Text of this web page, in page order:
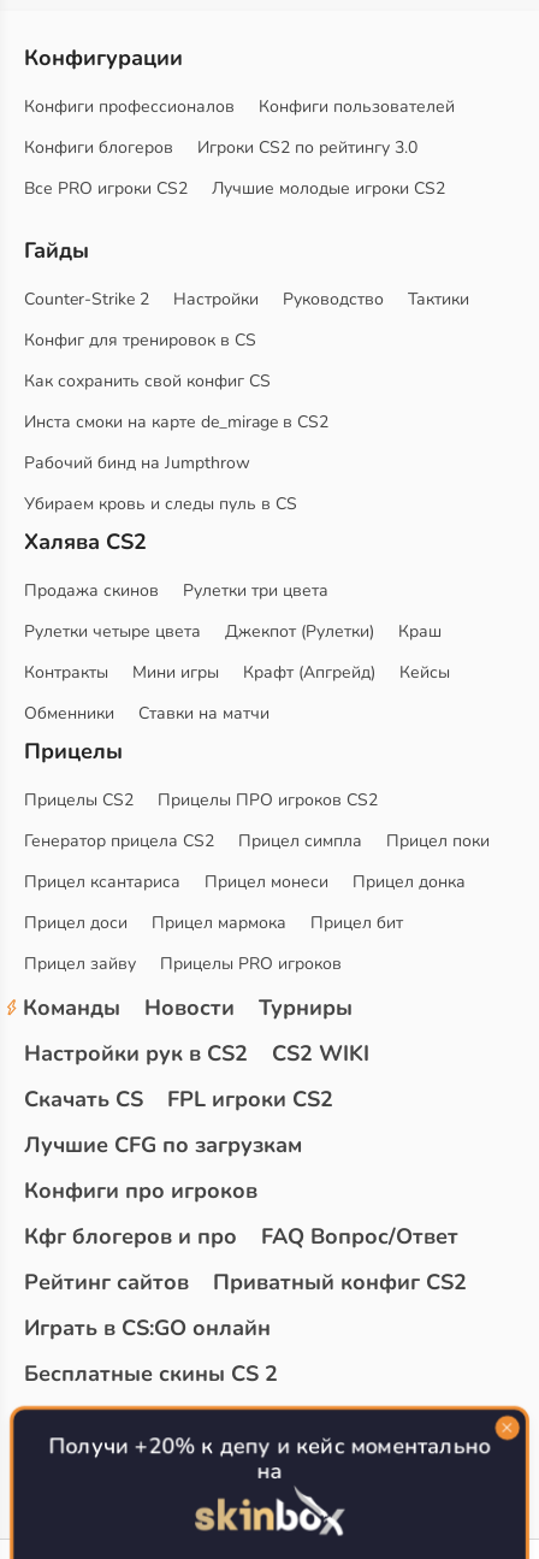
Конфигурации
Конфиги профессионалов
Конфиги пользователей
Конфиги блогеров
Игроки CS2 по рейтингу 3.0
Все PRO игроки CS2
Лучшие молодые игроки CS2
Гайды
Counter-Strike 2 Настройки Руководство
Тактики
Конфиг для тренировок в CS
Как сохранить свой конфиг CS
Инста смоки на карте de_mirage в CS2
Рабочий бинд на Jumpthrow
Убираем кровь и следы пуль в CS
Халява CS2
Продажа скинов
Рулетки три цвета
Рулетки четыре цвета
Джекпот (Рулетки)
Краш
Контракты
Мини игры Крафт (Апгрейд)
Кейсы
Обменники
Ставки на матчи
Прицелы
Прицелы CS2
Прицелы ПРО игроков CS2
Генератор прицела CS2
Прицел симпла
Прицел поки
Прицел ксантариса
Прицел монеси
Прицел донка
Прицел доси
Прицел мармока
Прицел бит
Прицел зайву
Прицелы PRO игроков
Команды Новости
Турниры
Настройки рук в CS2
CS2 WIKI
Скачать CS
FPL игроки CS2
Лучшие CFG по загрузкам
Конфиги про игроков
Кфг блогеров и про
FAQ Вопрос/Ответ
Рейтинг сайтов
Приватный конфиг CS2
Играть в CS:GO онлайн
Бесплатные скины CS 2
Топ сайтов с халявой КС 2
О проекте
Получи +20% к депу и кейс моментально
на